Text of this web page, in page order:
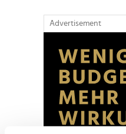
Advertisement